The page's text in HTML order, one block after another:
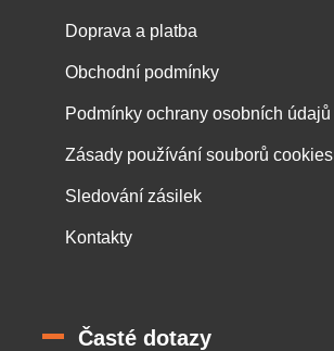
Doprava a platba
Obchodní podmínky
Podmínky ochrany osobních údajů
Zásady používání souborů cookies
Sledování zásilek
Kontakty
Časté dotazy